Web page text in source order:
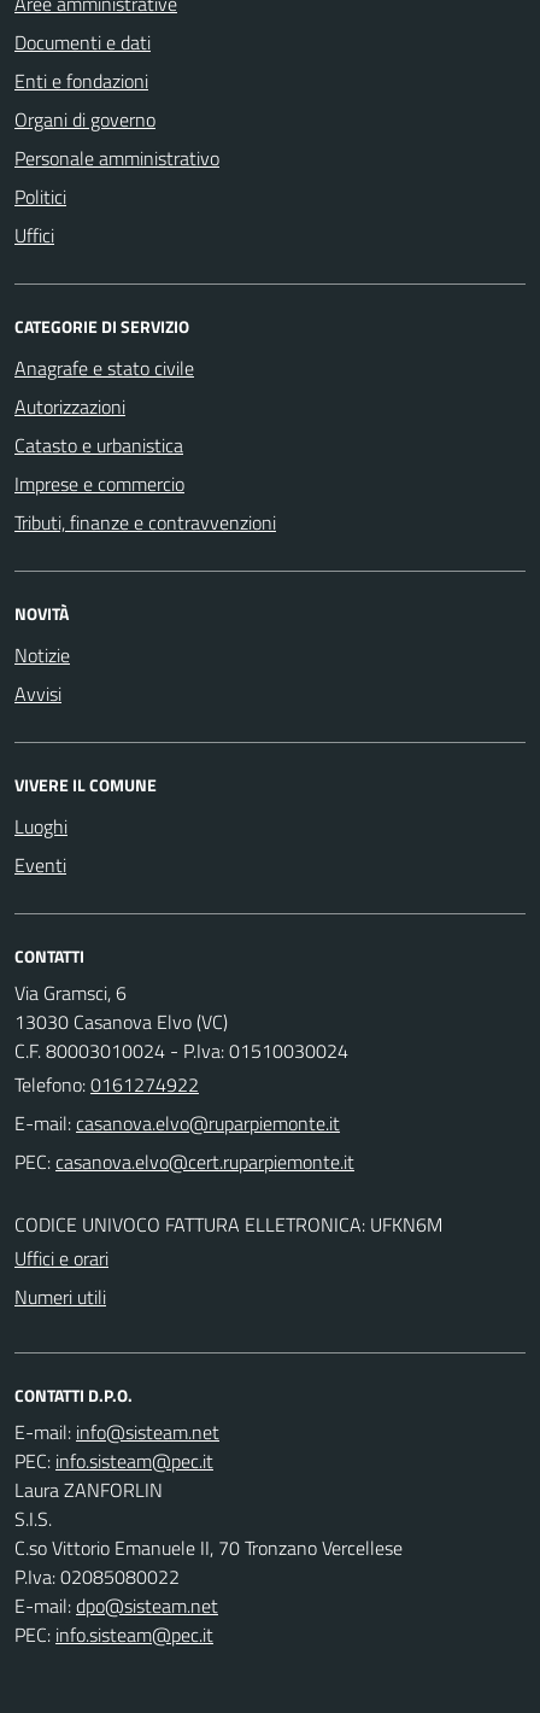
Documenti e dati
Enti e fondazioni
Organi di governo
Personale amministrativo
Politici
Uffici
CATEGORIE DI SERVIZIO
Anagrafe e stato civile
Autorizzazioni
Catasto e urbanistica
Imprese e commercio
Tributi, finanze e contravvenzioni
NOVITÀ
Notizie
Avvisi
VIVERE IL COMUNE
Luoghi
Eventi
CONTATTI
Via Gramsci, 6
13030 Casanova Elvo (VC)
C.F. 80003010024 - P.Iva: 01510030024
Telefono:0161274922
E-mail:
PEC:
CODICE UNIVOCO FATTURA ELLETRONICA: UFKN6M
Uffici e orari
Numeri utili
CONTATTI D.P.O.
E-mail:
PEC:
Laura ZANFORLIN
S.I.S.
C.so Vittorio Emanuele II, 70 Tronzano Vercellese
P.Iva: 02085080022
E-mail:dpo@sisteam.net
PEC: info.sisteam@pec.it